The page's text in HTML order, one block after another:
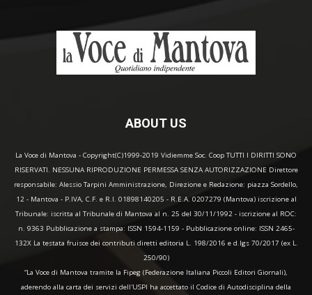
ABOUT US
La Voce di Mantova - Copyright(C)1999-2019 Vidiemme Soc. Coop TUTTI I DIRITTI SONO
RISERVATI. NESSUNA RIPRODUZIONE PERMESSA SENZA AUTORIZZAZIONE Direttore
responsabile: Alessio Tarpini Amministrazione, Direzione e Redazione: piazza Sordello,
12 - Mantova - P.IVA, C.F. e R.I. 01898140205 - R.E.A. 0207279 (Mantova) iscrizione al
Tribunale: iscritta al Tribunale di Mantova al n. 25 del 30/11/1992 - iscrizione al ROC:
n. 9363 Pubblicazione a stampa: ISSN 1594-1159 - Pubblicazione online: ISSN 2465-
132X La testata fruisce dei contributi diretti editoria L. 198/2016 e d.lgs 70/2017 (ex L.
250/90)
“La Voce di Mantova tramite la Fipeg (Federazione Italiana Piccoli Editori Giornali),
aderendo alla carta dei servizi dell'USPI ha accettato il Codice di Autodisciplina della